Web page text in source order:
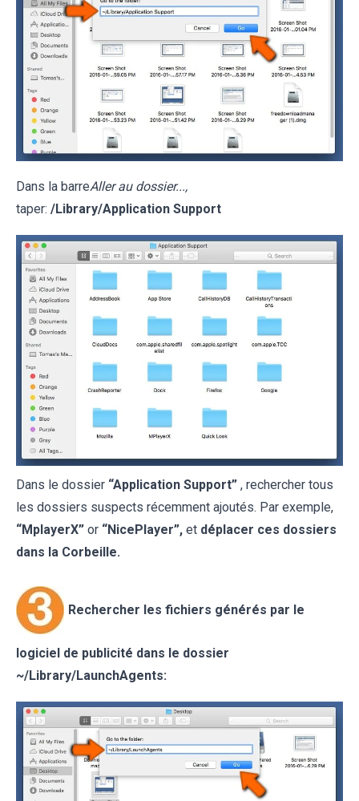
Dans la barreAller au dossier...,
taper: /Library/Application Support
Dans le dossier “Application Support” , rechercher tous
les dossiers suspects récemment ajoutés. Par exemple,
“MplayerX” or “NicePlayer”, et déplacer ces dossiers
dans la Corbeille.
Rechercher les fichiers générés par le
logiciel de publicité dans le dossier
~/Library/LaunchAgents: